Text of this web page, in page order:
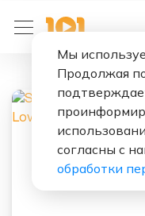
Мы
Продолжая
согласны с
обработки